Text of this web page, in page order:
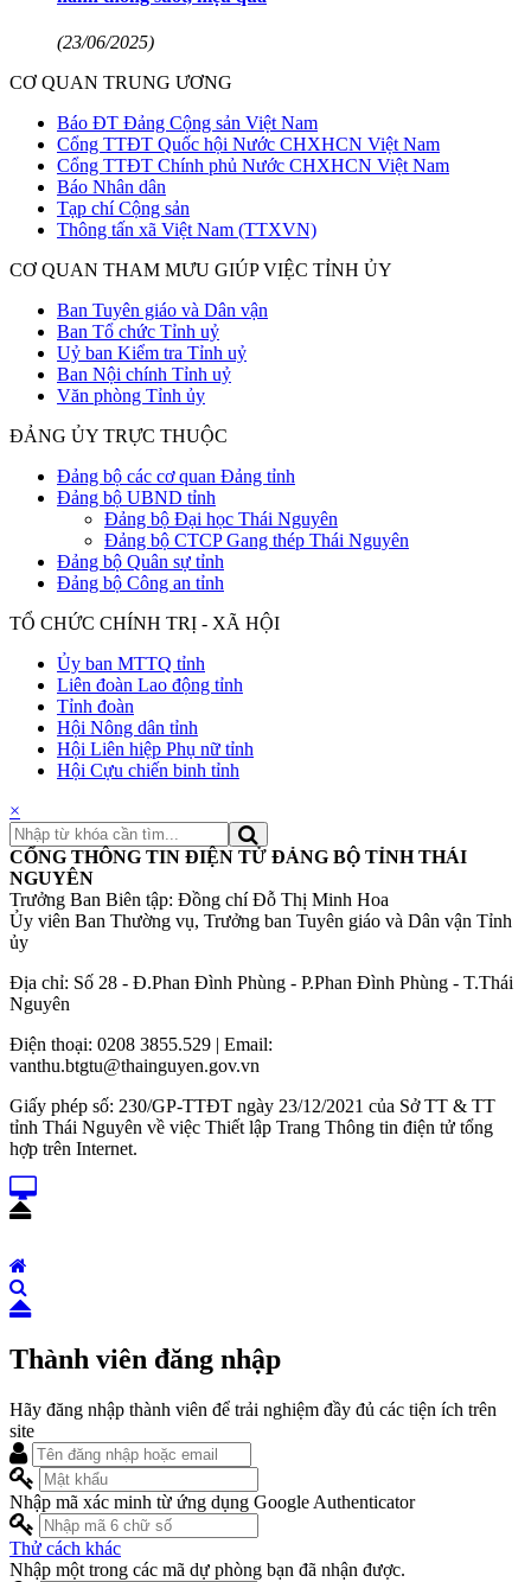
(23/06/2025)
CƠ QUAN TRUNG ƯƠNG
Báo ĐT Đảng Cộng sản Việt Nam
Cổng TTĐT Quốc hội Nước CHXHCN Việt Nam
Cổng TTĐT Chính phủ Nước CHXHCN Việt Nam
Báo Nhân dân
Tạp chí Cộng sản
Thông tấn xã Việt Nam (TTXVN)
CƠ QUAN THAM MƯU GIÚP VIỆC TỈNH ỦY
Ban Tuyên giáo và Dân vận
Ban Tổ chức Tỉnh uỷ
Uỷ ban Kiểm tra Tỉnh uỷ
Ban Nội chính Tỉnh uỷ
Văn phòng Tỉnh ủy
ĐẢNG ỦY TRỰC THUỘC
Đảng bộ các cơ quan Đảng tỉnh
Đảng bộ UBND tỉnh
Đảng bộ Đại học Thái Nguyên
Đảng bộ CTCP Gang thép Thái Nguyên
Đảng bộ Quân sự tỉnh
Đảng bộ Công an tỉnh
TỔ CHỨC CHÍNH TRỊ - XÃ HỘI
Ủy ban MTTQ tỉnh
Liên đoàn Lao động tỉnh
Tỉnh đoàn
Hội Nông dân tỉnh
Hội Liên hiệp Phụ nữ tỉnh
Hội Cựu chiến binh tỉnh
×
CỔNG THÔNG TIN ĐIỆN TỬ ĐẢNG BỘ TỈNH THÁI
NGUYÊN
Trưởng Ban Biên tập: Đồng chí Đỗ Thị Minh Hoa
Ủy viên Ban Thường vụ, Trưởng ban Tuyên giáo và Dân vận Tỉnh
ủy
Địa chỉ: Số 28 - Đ.Phan Đình Phùng - P.Phan Đình Phùng - T.Thái
Nguyên
Điện thoại: 0208 3855.529 | Email:
vanthu.btgtu@thainguyen.gov.vn
Giấy phép số: 230/GP-TTĐT ngày 23/12/2021 của Sở TT & TT
tỉnh Thái Nguyên về việc Thiết lập Trang Thông tin điện tử tổng
hợp trên Internet.
Thành viên đăng nhập
Hãy đăng nhập thành viên để trải nghiệm đầy đủ các tiện ích trên
site
Nhập mã xác minh từ ứng dụng Google Authenticator
Thử cách khác
Nhập một trong các mã dự phòng bạn đã nhận được.